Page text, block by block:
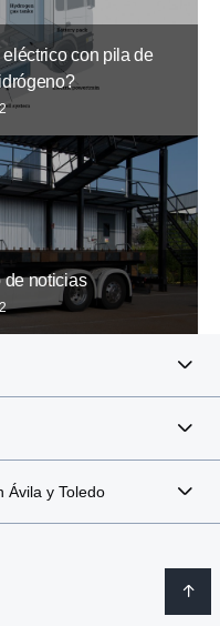
con pila de
de noticias
Ávila y Toledo